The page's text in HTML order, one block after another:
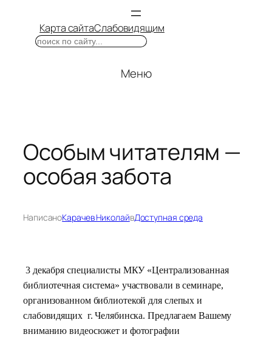
Карта сайтаСлабовидящим
Поиск
Меню
Особым читателям —
особая забота
НаписаноКарачев НиколайвДоступная среда
3 декабря специалисты МКУ «Централизованная
библиотечная система» участвовали в семинаре,
организованном библиотекой для слепых и
слабовидящих г. Челябинска. Предлагаем Вашему
вниманию видеосюжет и фотографии